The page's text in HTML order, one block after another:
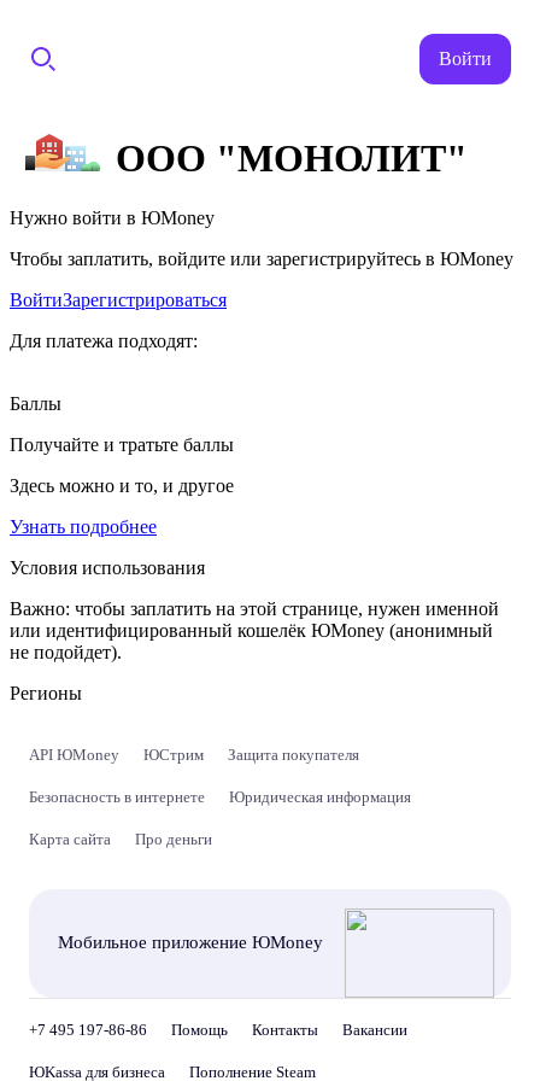
Войти
ООО "МОНОЛИТ"
Нужно войти в ЮMoney
Чтобы заплатить, войдите или зарегистрируйтесь в ЮMoney
ВойтиЗарегистрироваться
Для платежа подходят:
Баллы
Получайте и тратьте баллы
Здесь можно и то, и другое
Узнать подробнее
Условия использования
Важно: чтобы заплатить на этой странице, нужен именной
или идентифицированный кошелёк ЮMoney (анонимный
не подойдет).
Регионы
API ЮMoney ЮСтрим Защита покупателя
Безопасность в интернете Юридическая информация
Карта сайта Про деньги
Мобильное приложение ЮMoney
+7 495 197-86-86 Помощь Контакты Вакансии
ЮKassa для бизнеса Пополнение Steam